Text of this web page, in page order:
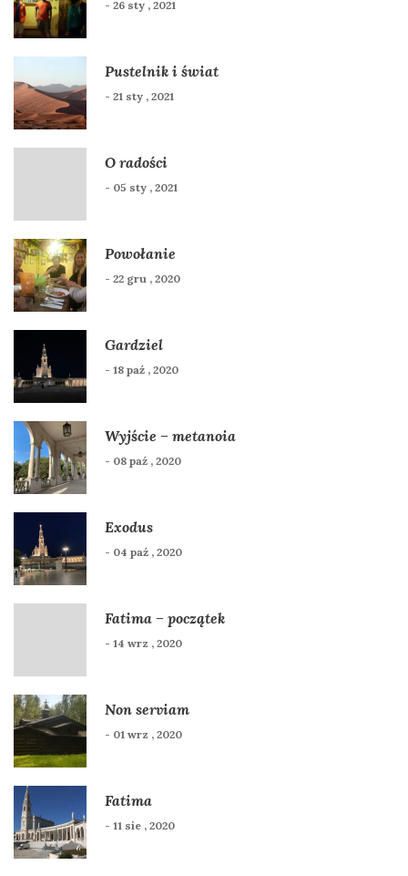
- 26 sty , 2021
Pustelnik i świat
- 21 sty , 2021
O radości
- 05 sty , 2021
Powołanie
- 22 gru , 2020
Gardziel
- 18 paź , 2020
Wyjście – metanoia
- 08 paź , 2020
Exodus
- 04 paź , 2020
Fatima – początek
- 14 wrz , 2020
Non serviam
- 01 wrz , 2020
Fatima
- 11 sie , 2020